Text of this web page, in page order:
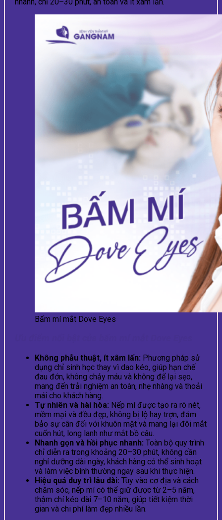
Bấm mí mắt Dove Eyes
Không phẫu thuật, ít xâm lấn: Phương pháp sử
dụng chỉ sinh học thay vì dao kéo, giúp hạn chế
đau đớn, không chảy máu và không để lại sẹo,
mang đến trải nghiệm an toàn, nhẹ nhàng và thoải
mái cho khách hàng.
Tự nhiên và hài hòa: Nếp mí được tạo ra rõ nét,
mềm mại và đều đẹp, không bị lộ hay trợn, đảm
bảo sự cân đối với khuôn mặt và mang lại đôi mắt
cuốn hút, long lanh như mắt bồ câu.
Nhanh gọn và hồi phục nhanh: Toàn bộ quy trình
chỉ diễn ra trong khoảng 20–30 phút, không cần
nghỉ dưỡng dài ngày, khách hàng có thể sinh hoạt
và làm việc bình thường ngay sau khi thực hiện.
Hiệu quả duy trì lâu dài: Tùy vào cơ địa và cách
chăm sóc, nếp mí có thể giữ được từ 2–5 năm,
thậm chí kéo dài 7–10 năm, giúp tiết kiệm thời
gian và chi phí làm đẹp nhiều lần.